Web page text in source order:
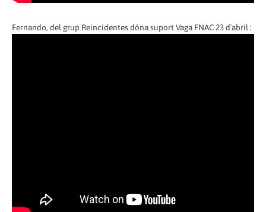
Fernando, del grup Reincidentes dóna suport Vaga FNAC 23 d´abril :